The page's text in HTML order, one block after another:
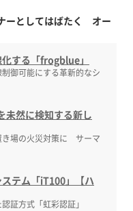
ーとしてはばたく オー
する「frogblue」
御可能にする革新的なシ
未然に検知する新し
き場の火災対策に サーマ
ステム「iT100」【ハ
証方式「虹彩認証」